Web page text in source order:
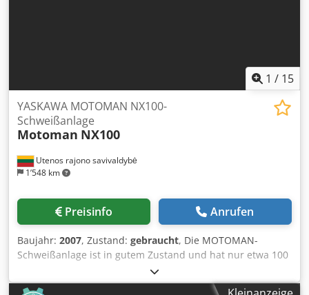
1 / 15
Utenos rajono savivaldybė
1’548 km
YASKAWA MOTOMAN NX100-
Schweißanlage
Motoman NX100
Preisinfo Anrufen
Baujahr: 2007, Zustand: gebraucht, Die MOTOMAN-
Schweißanlage ist in gutem Zustand und hat nur etwa 100
Arbeitsstunden geleistet. Eine solche Anlage wird meist in
der Produktion von Landmaschinen - Anhängern, Rahmen,